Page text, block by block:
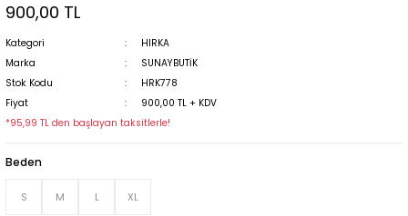
900,00 TL
Kategori
HIRKA
Marka
SUNAYBUTİK
Stok Kodu
HRK778
Fiyat
900,00 TL + KDV
*95,99 TL den başlayan taksitlerle!
Beden
S M L XL